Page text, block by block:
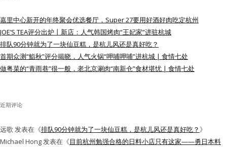
水区
公会活动
私家厨房
嘉里中心新开的年终聚会优选餐厅，Super 27要用好酒好肉吃定杭州
JOE’S TEA评分出炉丨新店：人气韩国烤肉“王妃家”进驻杭城
排队90分钟就为了一块仙豆糕，是杭儿风还是真好吃？
首期众测“鮨秋”评分揭晓，人气火锅“呷哺呷哺”进杭城 | 食情七处
做粤菜的“青雨巷”很一般，老北京涮肉“南新仓”食材堪忧 | 食情七处
近期评论
远歌 发表在《排队90分钟就为了一块仙豆糕，是杭儿风还是真好吃？ 》
Michael Hong发表在《目前杭州勉强合格的日料小店只有这家——勇日本料